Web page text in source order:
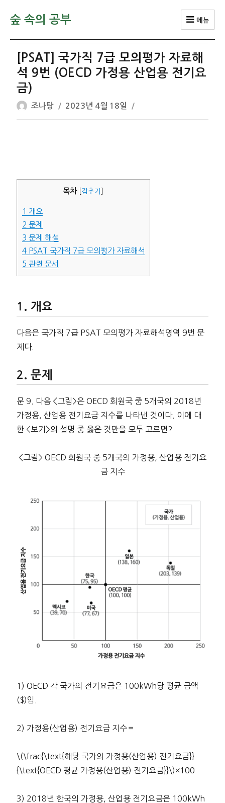
숲 속의 공부 메뉴
[PSAT] 국가직 7급 모의평가 자료해
석 9번 (OECD 가정용 산업용 전기요
금)
글
쓴
조나탕
작
성
2023년 4월 18일
목차 감추기
1 개요
2 문제
3 문제 해설
4PSAT 국가직 7급 모의평가 자료해석
5 관련 문서
개요
다음은 국가직 7급 PSAT 모의평가 자료해석영역 9번 문
제다.
문제
문 9. 다음 <그림>은 OECD 회원국 중 5개국의 2018년
가정용, 산업용 전기요금 지수를 나타낸 것이다. 이에 대
한 <보기>의 설명 중 옳은 것만을 모두 고르면?
<그림> OECD 회원국 중 5개국의 가정용, 산업용 전기요
금 지수
1) OECD 각 국가의 전기요금은 100kWh당 평균 금액
($)임.
2) 가정용(산업용) 전기요금 지수＝
\(\frac{\text{해당 국가의 가정용(산업용) 전기요금}}
{\text{OECD 평균 가정용(산업용) 전기요금}}\)×100
3) 2018년 한국의 가정용, 산업용 전기요금은 100kWh